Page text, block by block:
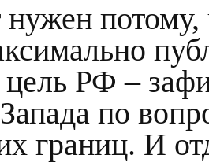
потому,
РФ –
по
границ. И